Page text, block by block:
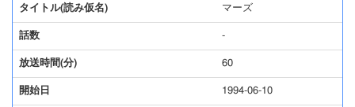
タイトル(読み仮名) マーズ
話数 -
放送時間(分) 60
開始日 1994-06-10